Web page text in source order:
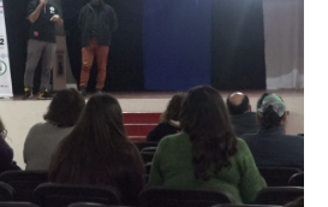
03: lessons on flight – Cecilia
celebra 50 años de carrera en
frontal en Pichilemu junto al